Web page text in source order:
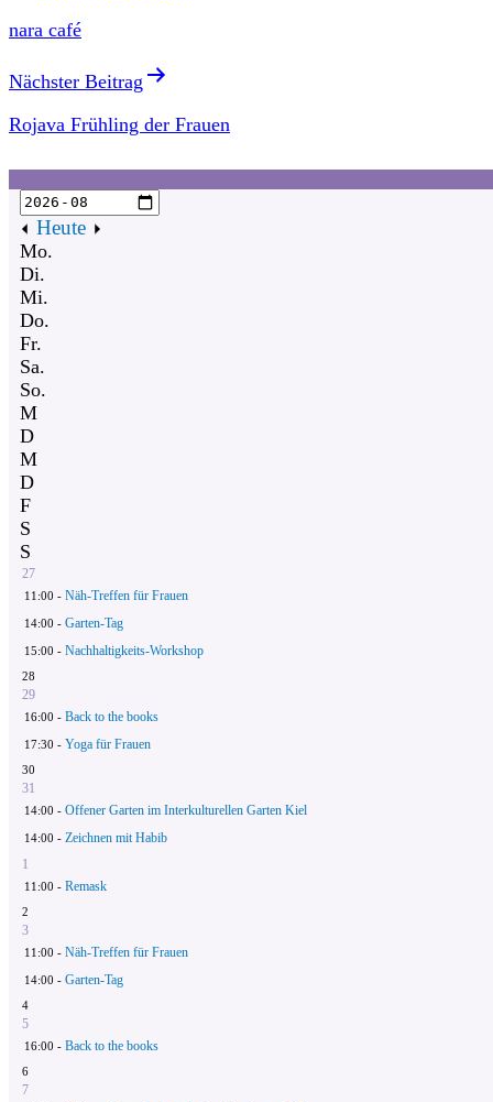
nara café
Nächster Beitrag
Rojava Frühling der Frauen
Heute
Mo.
Di.
Mi.
Do.
Fr.
Sa.
So.
M
D
M
D
F
S
S
27
11:00 - Näh-Treffen für Frauen
14:00 - Garten-Tag
15:00 - Nachhaltigkeits-Workshop
28
29
16:00 - Back to the books
17:30 - Yoga für Frauen
30
31
14:00 - Offener Garten im Interkulturellen Garten Kiel
14:00 - Zeichnen mit Habib
1
11:00 - Remask
2
3
11:00 - Näh-Treffen für Frauen
14:00 - Garten-Tag
4
5
16:00 - Back to the books
6
7